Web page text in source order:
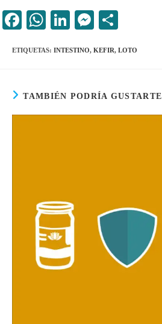
Fa
bo
W
ts
pp
Li
ed
M
se
er
m
rti
r
ETIQUETAS: INTESTINO, KEFIR, LOTO
TAMBIÉN PODRÍA GUSTARTE